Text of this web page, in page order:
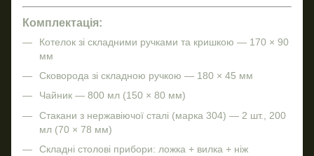
Комплектація:
Котелок зі складними ручками та кришкою — 170 × 90
мм
Сковорода зі складною ручкою — 180 × 45 мм
Чайник — 800 мл (150 × 80 мм)
Стакани з нержавіючої сталі (марка 304) — 2 шт., 200
мл (70 × 78 мм)
Складні столові прибори: ложка + вилка + ніж